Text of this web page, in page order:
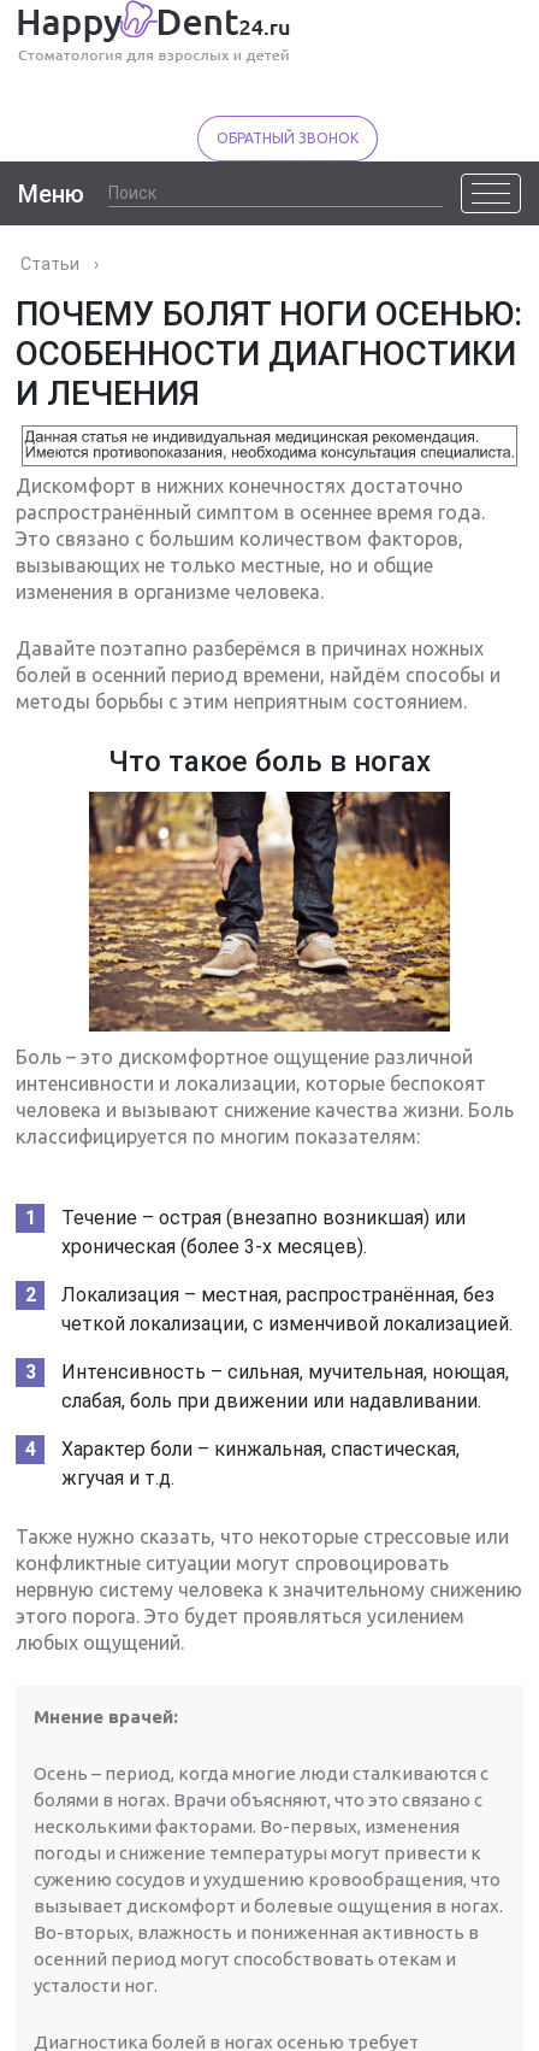
ОБРАТНЫЙ ЗВОНОК
Меню
Статьи ›
ПОЧЕМУ БОЛЯТ НОГИ ОСЕНЬЮ:
ОСОБЕННОСТИ ДИАГНОСТИКИ
И ЛЕЧЕНИЯ
Дискомфорт в нижних конечностях достаточно
распространённый симптом в осеннее время года.
Это связано с большим количеством факторов,
вызывающих не только местные, но и общие
изменения в организме человека.
Давайте поэтапно разберёмся в причинах ножных
болей в осенний период времени, найдём способы и
методы борьбы с этим неприятным состоянием.
Что такое боль в ногах
Боль – это дискомфортное ощущение различной
интенсивности и локализации, которые беспокоят
человека и вызывают снижение качества жизни. Боль
классифицируется по многим показателям:
Течение – острая (внезапно возникшая) или
хроническая (более 3-х месяцев).
Локализация – местная, распространённая, без
четкой локализации, с изменчивой локализацией.
Интенсивность – сильная, мучительная, ноющая,
слабая, боль при движении или надавливании.
Характер боли – кинжальная, спастическая,
жгучая и т.д.
Также нужно сказать, что некоторые стрессовые или
конфликтные ситуации могут спровоцировать
нервную систему человека к значительному снижению
этого порога. Это будет проявляться усилением
любых ощущений.
Мнение врачей:
Осень – период, когда многие люди сталкиваются с
болями в ногах. Врачи объясняют, что это связано с
несколькими факторами. Во-первых, изменения
погоды и снижение температуры могут привести к
сужению сосудов и ухудшению кровообращения, что
вызывает дискомфорт и болевые ощущения в ногах.
Во-вторых, влажность и пониженная активность в
осенний период могут способствовать отекам и
усталости ног.
Диагностика болей в ногах осенью требует